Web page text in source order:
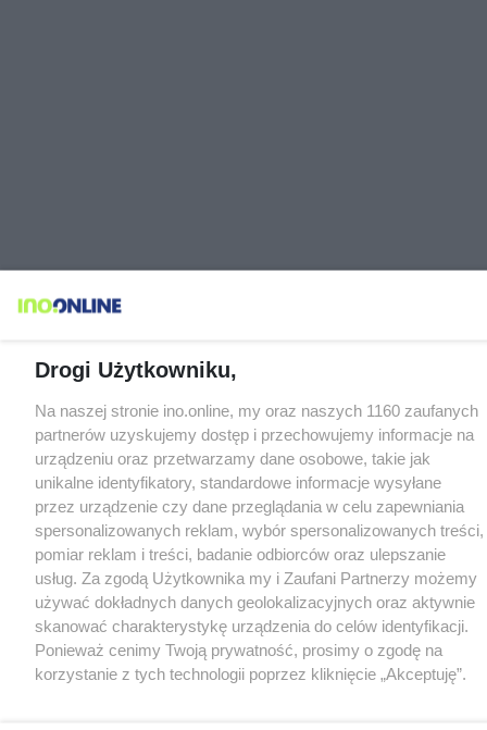
Drogi Użytkowniku,
Na naszej stronie ino.online, my oraz naszych 1160 zaufanych
partnerów uzyskujemy dostęp i przechowujemy informacje na
urządzeniu oraz przetwarzamy dane osobowe, takie jak
unikalne identyfikatory, standardowe informacje wysyłane
przez urządzenie czy dane przeglądania w celu zapewniania
spersonalizowanych reklam, wybór spersonalizowanych treści,
pomiar reklam i treści, badanie odbiorców oraz ulepszanie
usług. Za zgodą Użytkownika my i Zaufani Partnerzy możemy
używać dokładnych danych geolokalizacyjnych oraz aktywnie
skanować charakterystykę urządzenia do celów identyfikacji.
Ponieważ cenimy Twoją prywatność, prosimy o zgodę na
korzystanie z tych technologii poprzez kliknięcie „Akceptuję”.